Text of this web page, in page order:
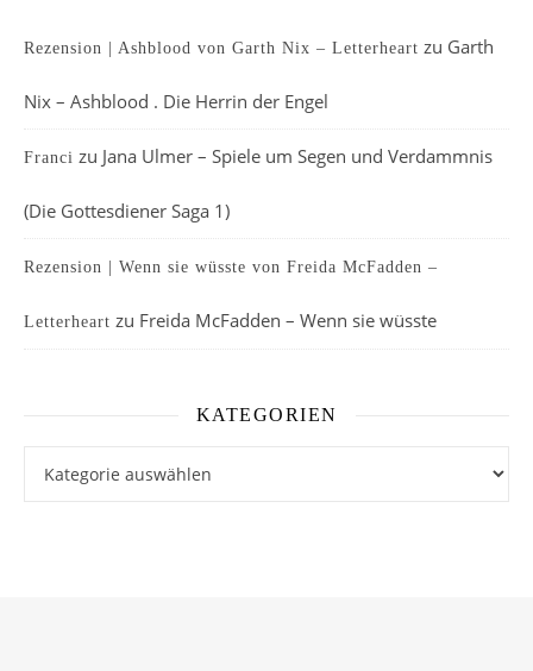
Rezension | Ashblood von Garth Nix – Letterheart zu Garth
Nix – Ashblood . Die Herrin der Engel
Franci zu Jana Ulmer – Spiele um Segen und Verdammnis
(Die Gottesdiener Saga 1)
Rezension | Wenn sie wüsste von Freida McFadden –
Letterheart zu Freida McFadden – Wenn sie wüsste
KATEGORIEN